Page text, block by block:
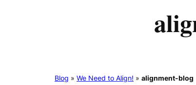
Blog » We Need to Align! » alignment-blog